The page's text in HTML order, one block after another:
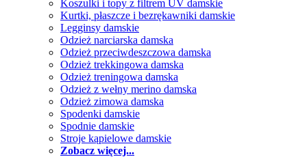
Koszulki i topy z filtrem UV damskie
Kurtki, płaszcze i bezrękawniki damskie
Legginsy damskie
Odzież narciarska damska
Odzież przeciwdeszczowa damska
Odzież trekkingowa damska
Odzież treningowa damska
Odzież z wełny merino damska
Odzież zimowa damska
Spodenki damskie
Spodnie damskie
Stroje kąpielowe damskie
Zobacz więcej...